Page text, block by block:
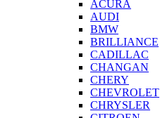
ACURA
AUDI
BMW
BRILLIANCE
CADILLAC
CHANGAN
CHERY
CHEVROLET
CHRYSLER